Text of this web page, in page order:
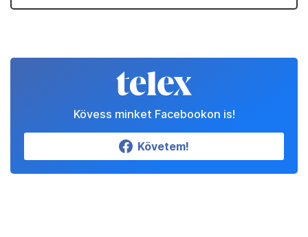
Kövess minket Facebookon is!
Követem!